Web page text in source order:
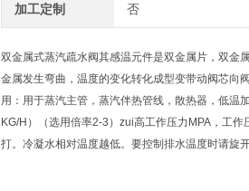
加工定制 否
双金属式蒸汽疏水阀其感温元件是双金属片，双金
金属发生弯曲，温度的变化转化成型变带动阀芯向
用：用于蒸汽主管，蒸汽伴热管线，散热器，低温
KG/H）（选用倍率2-3）zui高工作压力MPA，工
打。冷凝水相对温度越低。要控制排水温度时请旋